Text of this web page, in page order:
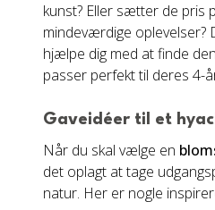
kunst? Eller sætter de pris
mindeværdige oplevelser?
hjælpe dig med at finde
passer perfekt til deres 4-
Gaveidéer til et
Når du skal vælge en
det oplagt at tage
natur. Her er nogle